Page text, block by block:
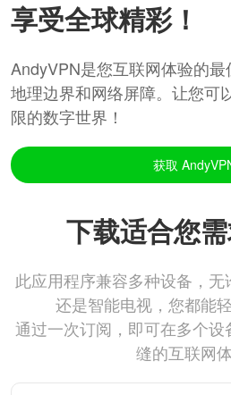
享受全球精彩！
AndyVPN是您互联网体验的
地理边界和网络屏障。让您可
限的数字世界！
获取
下载适合您
此应用程序兼容多种设备，
还是智能电视，您都能
通过一次订阅，即可在多个
缝的互联网体